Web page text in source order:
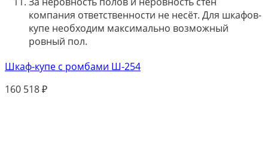
компания ответственности не несёт. Для шкафов-
купе необходим максимально возможный
ровный пол.
Шкаф-купе с ромбами Ш-254
160 518₽